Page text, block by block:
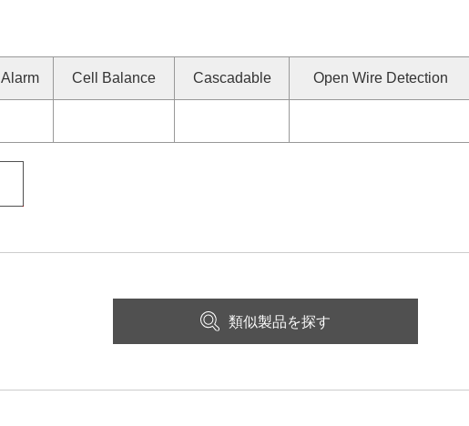
Alarm Cell Balance Cascadable Open Wire Detection
類似製品を探す